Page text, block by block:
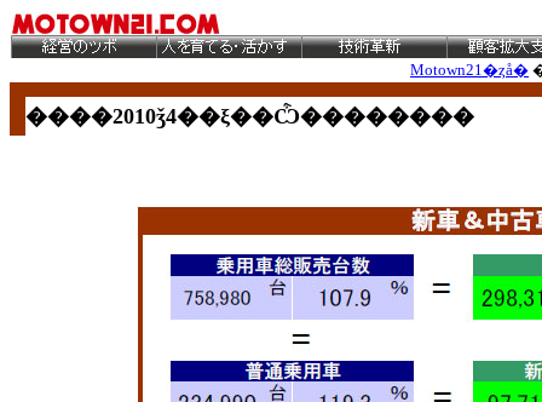
Motown21�ȥå�
����2010ǯ4��ξ��Ѽ��������